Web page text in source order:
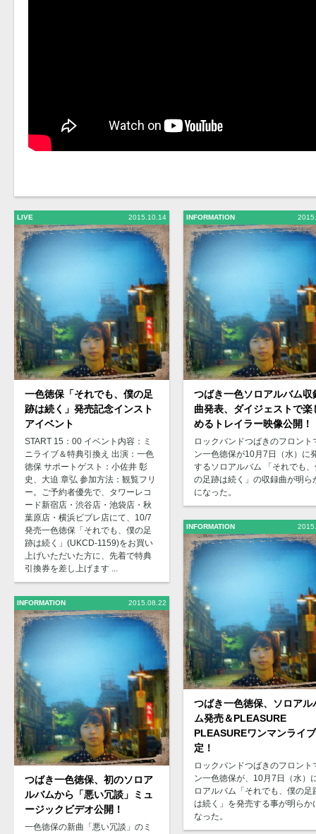
LIVE 2015.10.14
一色徳保「それでも、僕の足
跡は続く」発売記念インスト
アイベント
START 15：00 イベント内容：ミ
ニライブ＆特典引換え 出演：一色
徳保 サポートゲスト：小佐井 彰
史、大迫 章弘 参加方法：観覧フリ
ー。ご予約者優先で、タワーレコ
ード新宿店・渋谷店・池袋店・秋
葉原店・横浜ビブレ店にて、10/7
発売一色徳保「それでも、僕の足
跡は続く」(UKCD-1159)をお買い
上げいただいた方に、先着で特典
引換券を差し上げます ...
INFORMATION 2015.08.22
つばき一色徳保、初のソロア
ルバムから「悪い冗談」ミュ
ージックビデオ公開！
一色徳保の新曲「悪い冗談」のミ
INFORMATION
つばき一色ソロアルバム収
曲発表、ダイジェストで楽
めるトレイラー映像公開！
ロックバンドつばきのフロント
ン一色徳保が10月7日（水）に
するソロアルバム 「それでも
の足跡は続く」の収録曲が明ら
になった。
INFORMATION
つばき一色徳保、ソロアル
ム発売＆PLEASURE
PLEASUREワンマンライ
定！
ロックバンドつばきのフロント
ン一色徳保が、10月7日（水）
ロアルバム「それでも、僕の足
は続く」を発売する事が明らか
なった。